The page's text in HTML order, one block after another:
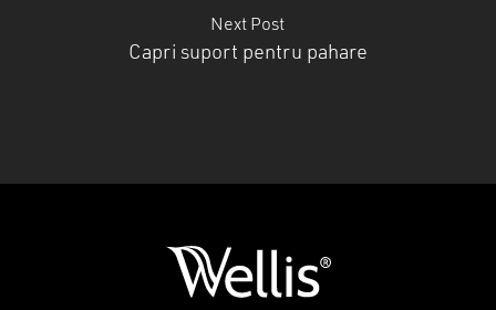
Next Post
Capri suport pentru pahare